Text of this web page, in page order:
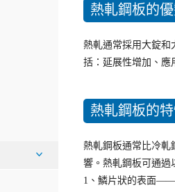
熱軋鋼板的
熱軋通常採用大錠和
括：延展性增加、應
熱軋鋼板的
熱軋鋼板通常比冷軋
響。熱軋鋼板可通過
1、鱗片狀的表面——